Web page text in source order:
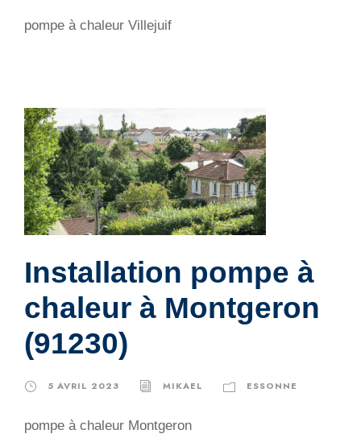
pompe à chaleur Villejuif
Installation pompe à
chaleur à Montgeron
(91230)
5 AVRIL 2023 MIKAEL ESSONNE
pompe à chaleur Montgeron